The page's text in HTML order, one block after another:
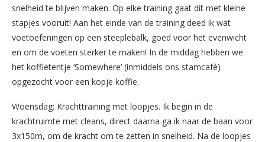
snelheid te blijven maken. Op elke training gaat dit met kleine
stapjes vooruit! Aan het einde van de training deed ik wat
voetoefeningen op een steeplebalk, goed voor het evenwicht
en om de voeten sterker te maken! In de middag hebben we
het koffietentje ‘Somewhere’ (inmiddels ons stamcafé)
opgezocht voor een kopje koffie.
Woensdag: Krachttraining met loopjes. Ik begin in de
krachtruimte met cleans, direct daarna ga ik naar de baan voor
3x150m, om de kracht om te zetten in snelheid. Na de loopjes